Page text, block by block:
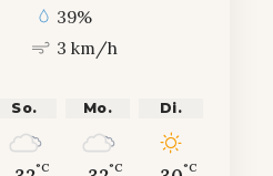
39%
3 km/h
So.
°C
Mo.
°C
Di.
°C